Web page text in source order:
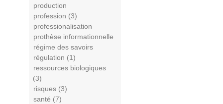
production
profession (3)
professionalisation
prothèse informationnelle
régime des savoirs
régulation (1)
ressources biologiques
(3)
risques (3)
santé (7)